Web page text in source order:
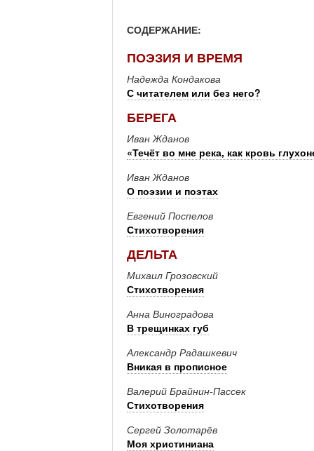
СОДЕРЖАНИЕ:
ПОЭЗИЯ И ВРЕМЯ
Надежда Кондакова
С читателем или без него?
БЕРЕГА
Иван Жданов
«Течёт во мне река, как кровь
Иван Жданов
О поэзии и поэтах
Евгений Поспелов
Стихотворения
ДЕЛЬТА
Михаил Грозовский
Стихотворения
Анна Виноградова
В трещинках губ
Александр Радашкевич
Вникая в прописное
Валерий Брайнин-­Пассек
Стихотворения
Сергей Золотарёв
Моя христиниана